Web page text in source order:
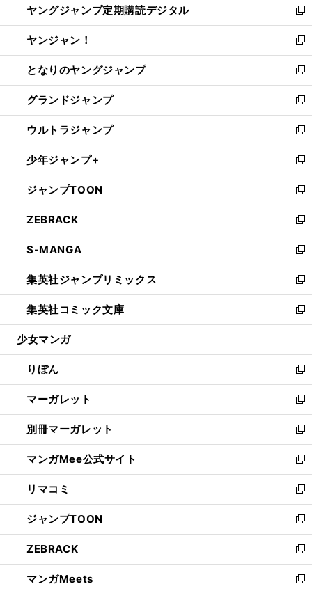
く
で
開
く
ド
ウ
で
開
く
い
ウ
ィ
ン
ド
ウ
で
開
く
ヤングジャンプ定期購読デジタル
新
し
い
ウ
ィ
ン
ド
ウ
で
開
く
ヤンジャン！
新
し
い
ウ
ィ
ン
ド
ウ
で
開
く
となりのヤングジャンプ
新
し
い
ウ
ィ
ン
ド
ウ
で
開
く
グランドジャンプ
新
し
い
ウ
ィ
ン
ド
ウ
で
開
く
ウルトラジャンプ
新
し
い
ウ
ィ
ン
ド
ウ
で
開
く
少年ジャンプ+
新
し
い
ウ
ィ
ン
ド
ウ
で
開
く
ジャンプTOON
新
し
い
ウ
ィ
ン
ド
ウ
で
開
ZEBRACK
新
し
い
ウ
ィ
ン
ド
ウ
開
く
S-MANGA
新
し
い
ウ
ィ
ン
ウ
で
開
く
集英社ジャンプリミックス
新
し
い
ウ
ン
ド
ウ
で
開
く
集英社コミック文庫
新
し
ウ
ィ
ン
ド
ウ
で
開
く
少女マンガ
りぼん
新
し
い
ウ
ィ
ン
ド
ウ
で
開
く
マーガレット
新
し
い
ウ
ィ
ン
ド
ウ
で
開
く
別冊マーガレット
新
し
い
ウ
ィ
ン
ド
ウ
で
開
く
マンガMee公式サイト
新
し
い
ウ
ィ
ン
ド
ウ
で
開
リマコミ
新
し
い
ウ
ィ
ン
ド
ウ
ジャンプTOON
新
し
い
ウ
ィ
ン
ZEBRACK
新
し
い
ウ
マンガMeets
新
し